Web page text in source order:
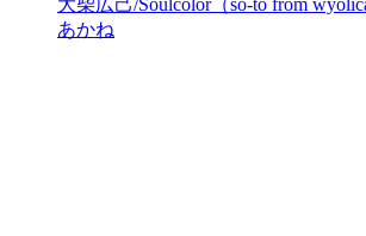
大柴広己/Soulcolor（so-to from
あかね